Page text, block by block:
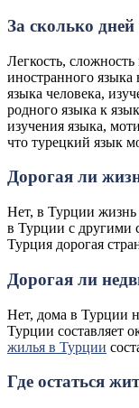
За сколько
Легкость,
иностранного языка
языка человека,
родного языка к
изучения языка,
что турецкий язык
Дорогая ли
Нет, в Турции жизнь
в Турции с другими
Турция дорогая
Дорогая ли
Нет, дома в Турции
Турции составляет
жилья в Турции
Где остаться